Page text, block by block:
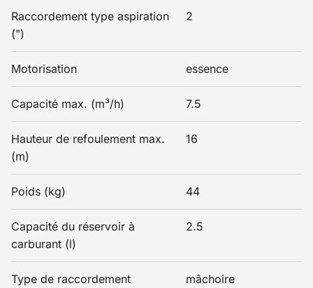
Raccordement type aspiration
(")
2
Motorisation essence
Capacité max. (m³/h) 7.5
Hauteur de refoulement max.
(m)
16
Poids (kg) 44
Capacité du réservoir à
carburant (l)
2.5
Type de raccordement
mâchoire